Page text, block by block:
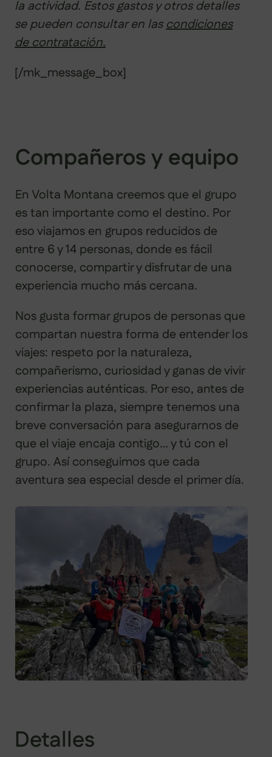
la actividad. Estos gastos y otros detalles
se pueden consultar en lascondiciones
de contratación.
[/mk_message_box]
Compañeros y equipo
En Volta Montana creemos que el grupo
es tan importante como el destino. Por
eso viajamos en grupos reducidos de
entre 6 y 14 personas, donde es fácil
conocerse, compartir y disfrutar de una
experiencia mucho más cercana.
Nos gusta formar grupos de personas que
compartan nuestra forma de entender los
viajes: respeto por la naturaleza,
compañerismo, curiosidad y ganas de vivir
experiencias auténticas. Por eso, antes de
confirmar la plaza, siempre tenemos una
breve conversación para asegurarnos de
que el viaje encaja contigo… y tú con el
grupo. Así conseguimos que cada
aventura sea especial desde el primer día.
Detalles